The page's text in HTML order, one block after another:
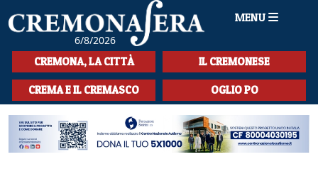
6/8/2026
MENU
HOME
CRONACA
SPORT
LA MUSICA
CREMONA, LA CITTÀ IL CREMONESE
CREMA E IL CREMASCO OGLIO PO